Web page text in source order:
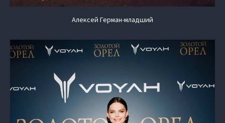
Алексей Герман-младший